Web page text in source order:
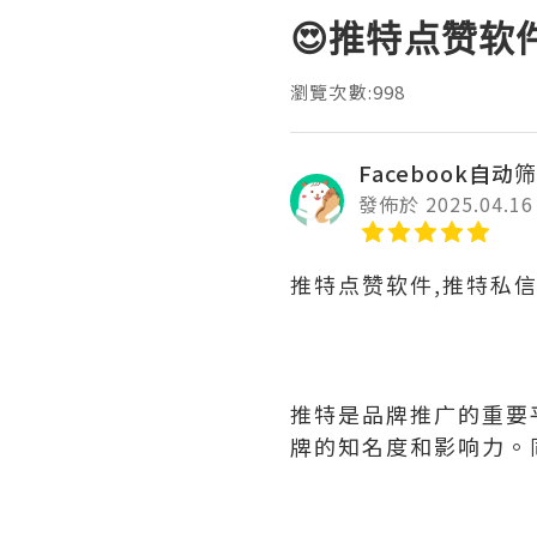
😍推特点赞软
瀏覽次數:998
Facebook自动
發佈於 2025.04.16
推特点赞软件,推特私
推特是品牌推广的重
牌的知名度和影响力